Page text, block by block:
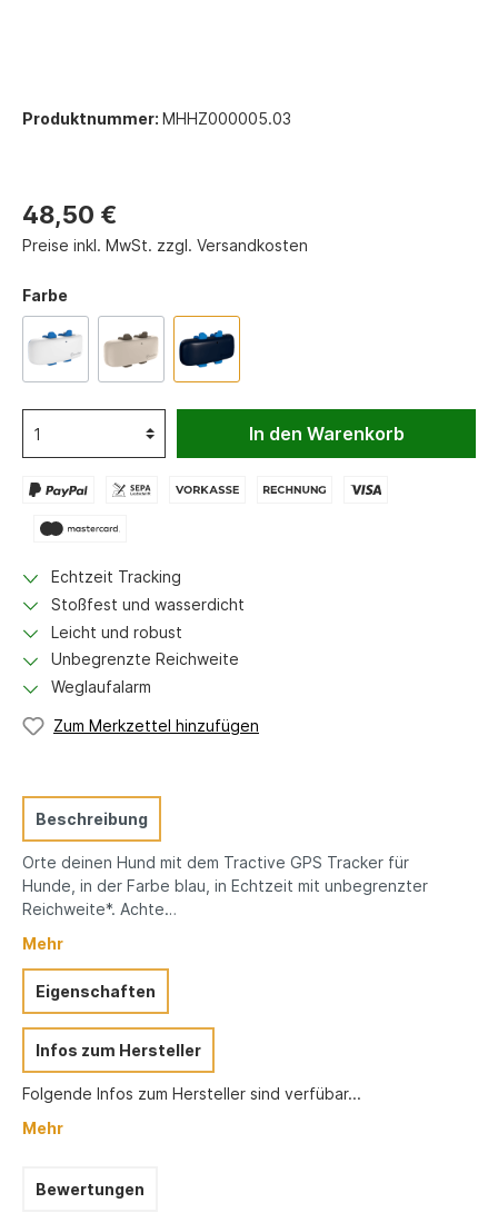
Produktnummer: MHHZ000005.03
48,50 €
Preise inkl. MwSt. zzgl. Versandkosten
Farbe
In den Warenkorb
Echtzeit Tracking
Stoßfest und wasserdicht
Leicht und robust
Unbegrenzte Reichweite
Weglaufalarm
Zum Merkzettel hinzufügen
Beschreibung
Orte deinen Hund mit dem Tractive GPS Tracker für
Hunde, in der Farbe blau, in Echtzeit mit unbegrenzter
Reichweite*. Achte…
Mehr
Eigenschaften
Infos zum Hersteller
Folgende Infos zum Hersteller sind verfübar...
Mehr
Bewertungen